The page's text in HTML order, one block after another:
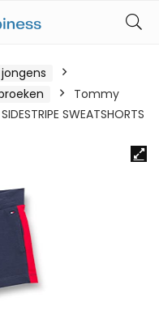
Tommy
SWEATSHORTS